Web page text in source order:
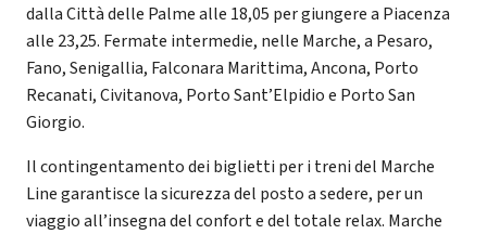
dalla Città delle Palme alle 18,05 per giungere a Piacenza
alle 23,25. Fermate intermedie, nelle Marche, a Pesaro,
Fano, Senigallia, Falconara Marittima, Ancona, Porto
Recanati, Civitanova, Porto Sant’Elpidio e Porto San
Giorgio.
Il contingentamento dei biglietti per i treni del Marche
Line garantisce la sicurezza del posto a sedere, per un
viaggio all’insegna del confort e del totale relax. Marche